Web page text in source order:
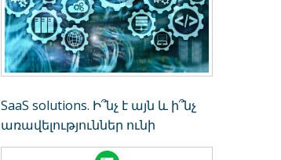
SaaS solutions. Ի՞նչ է այն և ի՞նչ
առավելություններ ունի